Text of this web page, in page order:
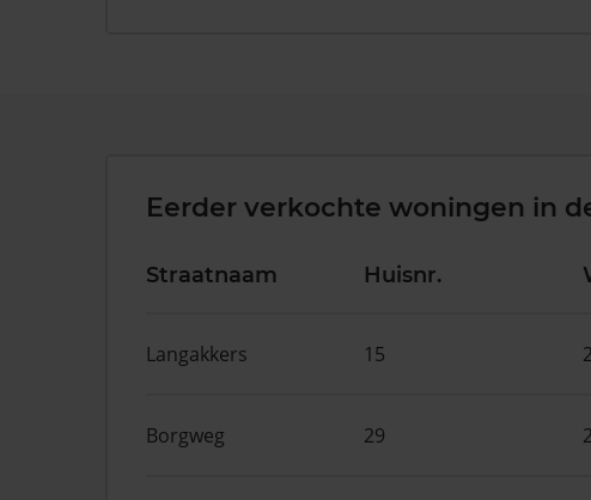
Eerder verkochte woningen in
Straatnaam Huisnr.
Langakkers 15
Borgweg 29